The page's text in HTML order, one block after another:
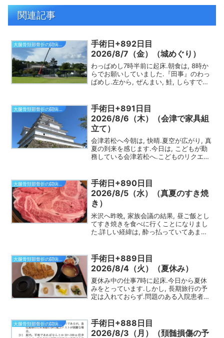
関連記事
手術日+892日目
2026/8/7（金）（城めぐり）
わっぱめし7時半前に起床.朝食は, 8時か
らでお願いしていました.『田事』のわっ
ぱめし.左から, ぜんまい, 鮭, しらすで
ことにして, 別々に3種類頼みま...
手術日+891日目
2026/8/6（木）（会津で家具組
立て）
会津若松へ今朝は, 快晴.夏空が広がり, 真
夏の到来を感じます.今日は, こどもが勤
務している会津若松へ.こどものリクエス
るために出かけます.組立には, 2人で4...
大腿骨頚部骨折の闘病日記
手術日+890日目
2026/8/5（水）（真夏のすき焼
き）
米沢へ昨晩, 家族会議の結果, 昼ご飯とし
てすき焼きを食べに行くことになりまし
た.詳しい経緯は, 酔っ払っていてあまり
ビール500 mLをいただき, 夏休み...
手術日+889日目
2026/8/4（火）（夏休み）
夏休み中の仕事7時に起床.今日から夏休
みをとっています.しかし, 長期旅行の予
定は入れておらず.問題のある入院患者さ
ました.昨年よりも16日遅かったとのこと.
朝...
手術日+888日目
2026/8/3（月）（頚髄損傷の予